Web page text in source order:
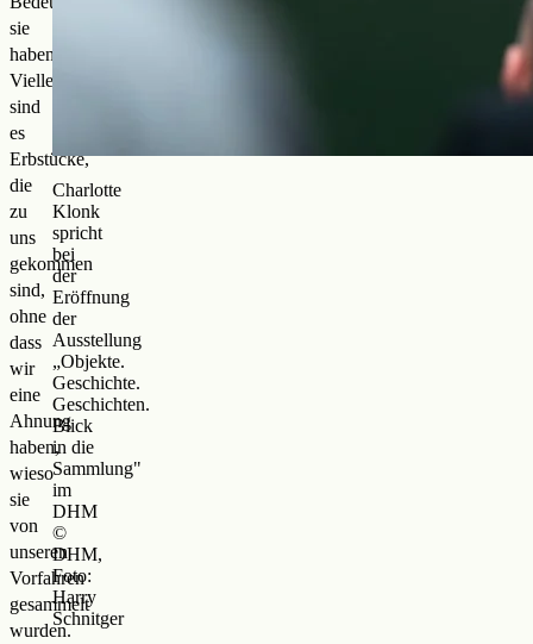
sie
haben.
Vielleicht
sind
es
Erbstücke,
die
zu
uns
gekommen
sind,
ohne
dass
wir
eine
Ahnung
haben,
wieso
sie
von
unseren
Vorfahren
gesammelt
wurden.
Charlotte
Klonk
spricht
bei
der
Eröffnung
der
Ausstellung
„Objekte.
Geschichte.
Geschichten.
Blick
in die
Sammlung"
im
DHM
©
DHM,
Foto:
Harry
Schnitger